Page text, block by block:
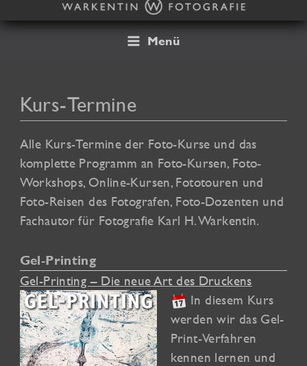
Inhalt
Menü
Kurs-Termine
Alle Kurs-Termine der Foto-Kurse und das
komplette Programm an Foto-Kursen, Foto-
Workshops, Online-Kursen, Fototouren und
Foto-Reisen des Fotografen, Foto-Dozenten und
Fachautor für Fotografie Karl H. Warkentin.
Gel-Printing
Gel-Printing – Die neue Art des Druckens
In diesem Kurs
werden wir das Gel-
Print-Verfahren
kennen lernen und